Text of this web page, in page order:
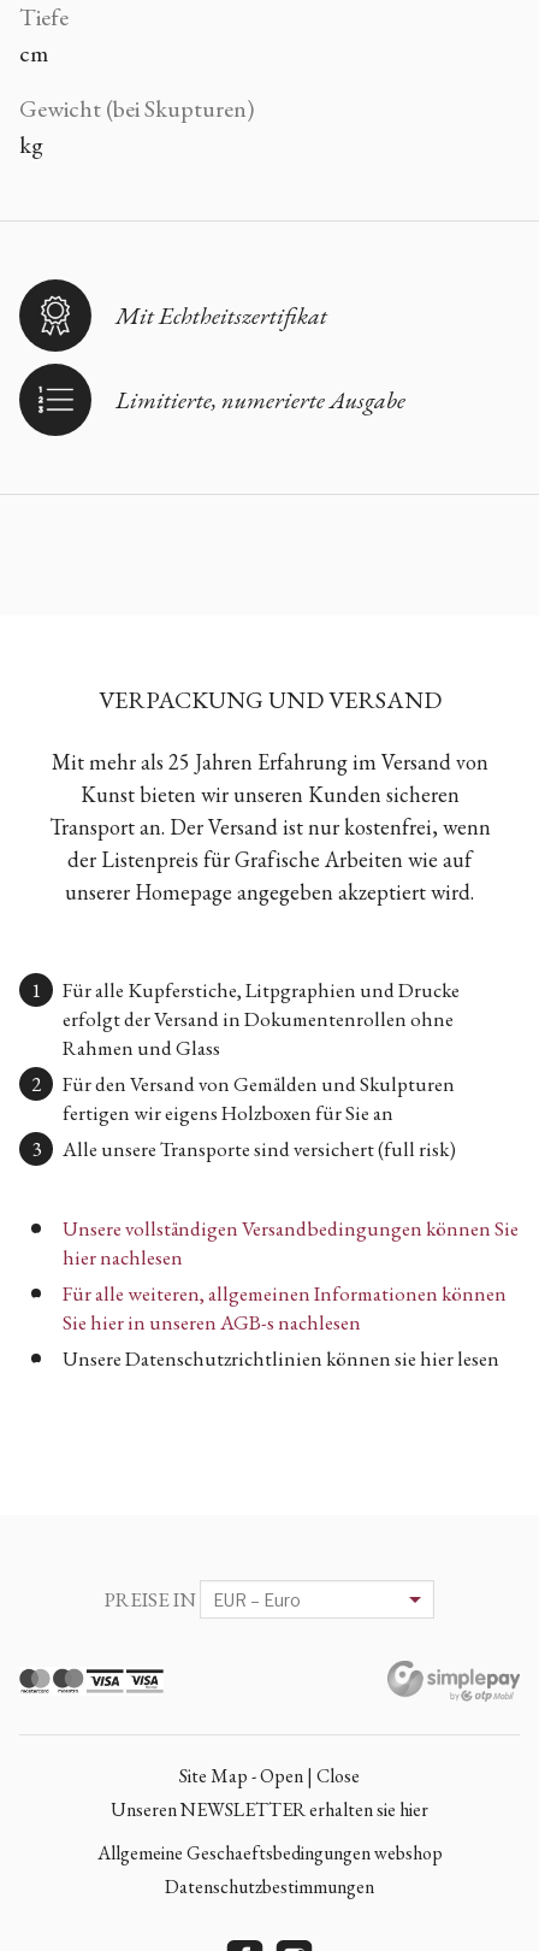
Tiefe
cm
Gewicht (bei Skupturen)
kg
Mit Echtheitszertifikat
Limitierte, numerierte Ausgabe
VERPACKUNG UND VERSAND
Mit mehr als 25 Jahren Erfahrung im Versand von
Kunst bieten wir unseren Kunden sicheren
Transport an. Der Versand ist nur kostenfrei, wenn
der Listenpreis für Grafische Arbeiten wie auf
unserer Homepage angegeben akzeptiert wird.
Für alle Kupferstiche, Litpgraphien und Drucke
erfolgt der Versand in Dokumentenrollen ohne
Rahmen und Glass
Für den Versand von Gemälden und Skulpturen
fertigen wir eigens Holzboxen für Sie an
Alle unsere Transporte sind versichert (full risk)
Unsere vollständigen Versandbedingungen können Sie
hier nachlesen
Für alle weiteren, allgemeinen Informationen können
Sie hier in unseren AGB-s nachlesen
Unsere Datenschutzrichtlinien können sie hier lesen
PREISE IN
Site Map - Open | Close
Unseren NEWSLETTER erhalten sie hier
Allgemeine Geschaeftsbedingungen webshop
Datenschutzbestimmungen